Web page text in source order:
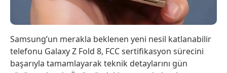
Samsung’un merakla beklenen yeni nesil katlanabilir
telefonu Galaxy Z Fold 8, FCC sertifikasyon sürecini
başarıyla tamamlayarak teknik detaylarını gün